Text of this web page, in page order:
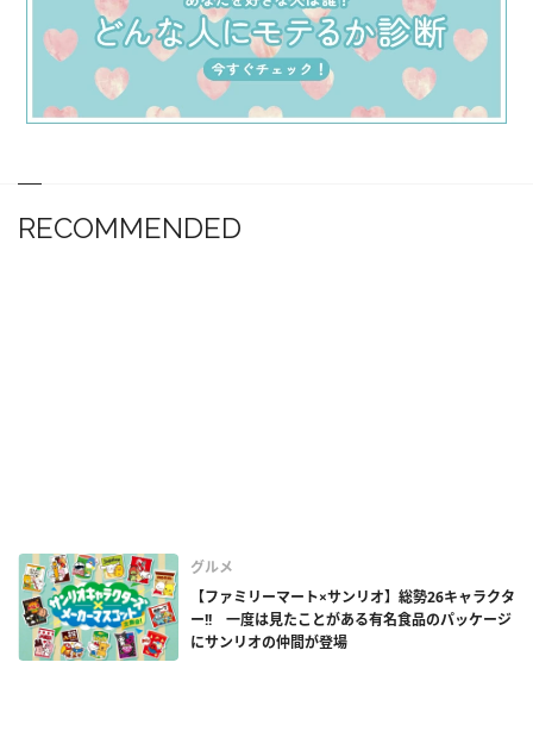
RECOMMENDED
グルメ
【ファミリーマート×サンリオ】総勢26キャラクタ
ー!! 一度は見たことがある有名食品のパッケージ
にサンリオの仲間が登場